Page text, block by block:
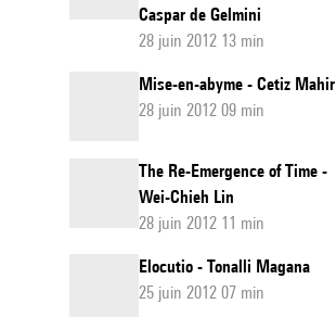
Caspar de Gelmini
28 juin 2012 13 min
Mise-en-abyme - Cetiz Mahir
28 juin 2012 09 min
The Re-Emergence of Time -
Wei-Chieh Lin
28 juin 2012 11 min
Elocutio - Tonalli Magana
25 juin 2012 07 min